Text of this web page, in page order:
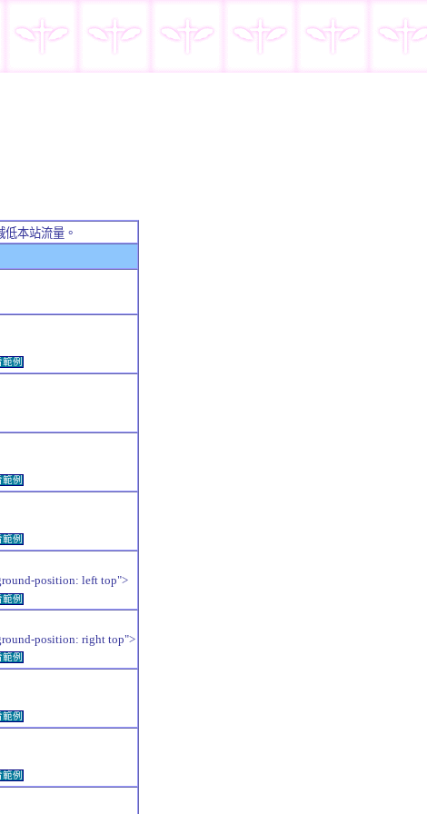
本站流量。
範例
範例
範例
position: left top">
範例
position: right top">
範例
範例
範例